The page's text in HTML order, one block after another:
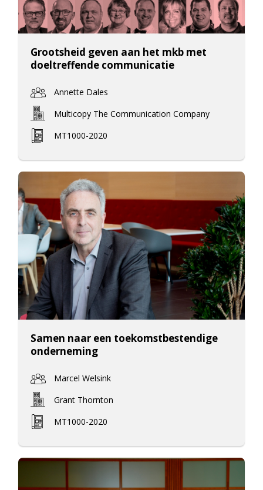
Grootsheid geven aan het mkb met
doeltreffende communicatie
Annette Dales
Multicopy The Communication Company
MT1000-2020
Samen naar een toekomstbestendige
onderneming
Marcel Welsink
Grant Thornton
MT1000-2020